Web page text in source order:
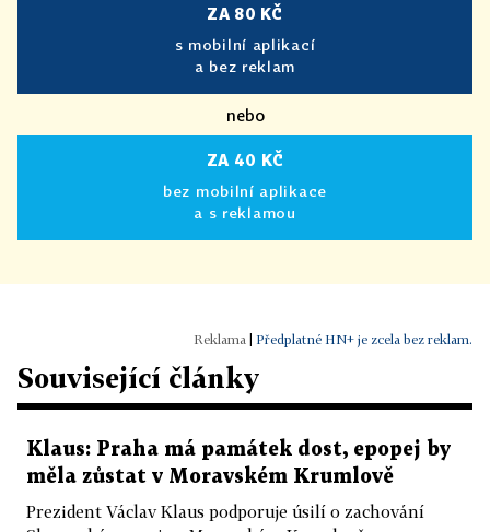
ZA 80 KČ
s mobilní aplikací
a bez reklam
nebo
ZA 40 KČ
bez mobilní aplikace
a s reklamou
Předplatné HN+ je zcela bez reklam.
Související články
Klaus: Praha má památek dost, epopej by
měla zůstat v Moravském Krumlově
Prezident Václav Klaus podporuje úsilí o zachování